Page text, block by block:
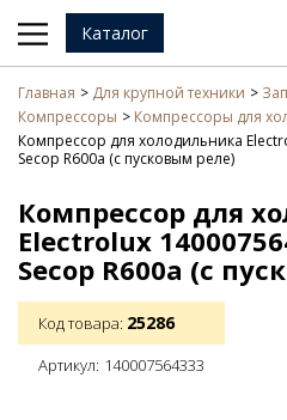
Каталог
Главная Для крупной техники
Компрессоры
Компрессоры для
Компрессор для холодильника
Secop R600a (с пусковым реле)
Компрессор для
Electrolux
Secop R600a (с
Код товара: 25286
Артикул: 140007564333